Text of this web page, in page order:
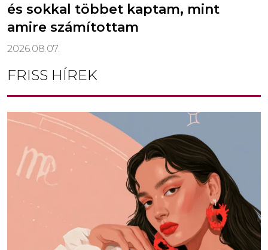
és sokkal többet kaptam, mint
amire számítottam
2026.08.07.
FRISS HÍREK